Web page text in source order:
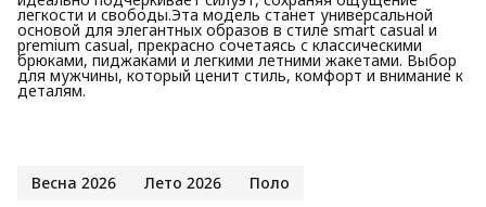
легкости и свободы.Эта модель станет универсальной
основой для элегантных образов в стиле smart casual и
premium casual, прекрасно сочетаясь с классическими
брюками, пиджаками и легкими летними жакетами. Выбор
для мужчины, который ценит стиль, комфорт и внимание к
деталям.
Весна 2026 Лето 2026 Поло